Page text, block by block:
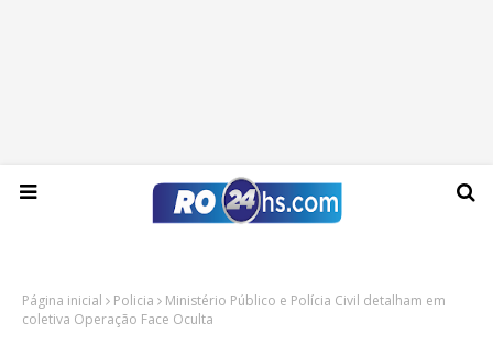
Sábado, 08 de agosto de 2026
Página inicial Policia
Ministério Público e Polícia Civil detalham em
coletiva Operação Face Oculta